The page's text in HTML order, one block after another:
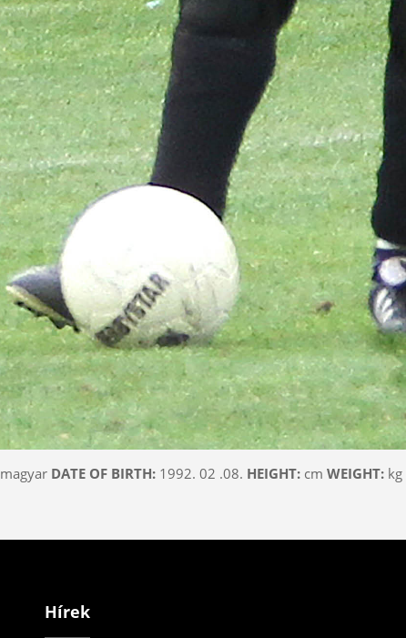
magyar DATE OF BIRTH: 1992. 02 .08. HEIGHT: cm WEIGHT: kg
Hírek